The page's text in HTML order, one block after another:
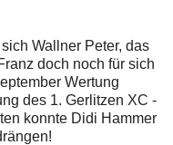
Wallner Peter, das
doch noch für sich
Wertung
des 1. Gerlitzen XC -
konnte Didi Hammer